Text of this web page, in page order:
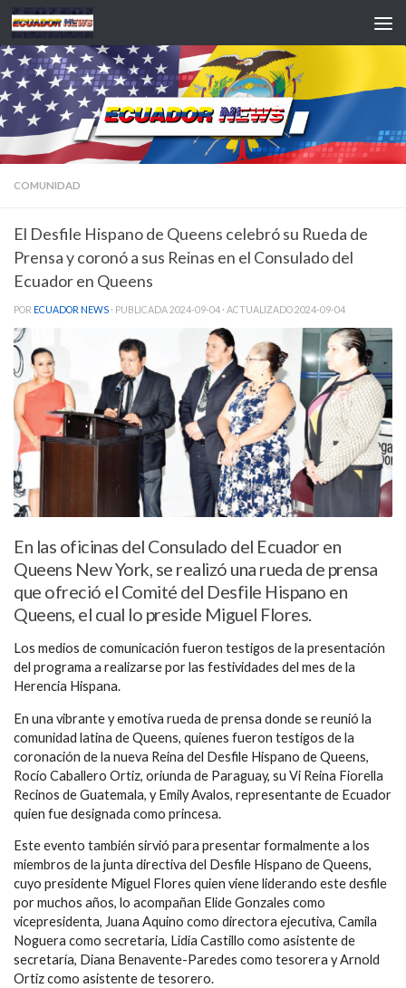
Saltar al contenido
COMUNIDAD
El Desfile Hispano de Queens celebró su Rueda de
Prensa y coronó a sus Reinas en el Consulado del
Ecuador en Queens
POR ECUADOR NEWS · PUBLICADA2024-09-04 · ACTUALIZADO2024-09-04
En las oficinas del Consulado del Ecuador en
Queens New York, se realizó una rueda de prensa
que ofreció el Comité del Desfile Hispano en
Queens, el cual lo preside Miguel Flores.
Los medios de comunicación fueron testigos de la presentación
del programa a realizarse por las festividades del mes de la
Herencia Hispana.
En una vibrante y emotiva rueda de prensa donde se reunió la
comunidad latina de Queens, quienes fueron testigos de la
coronación de la nueva Reina del Desfile Hispano de Queens,
Rocío Caballero Ortiz, oriunda de Paraguay, su Vi Reina Fiorella
Recinos de Guatemala, y Emily Avalos, representante de Ecuador
quien fue designada como princesa.
Este evento también sirvió para presentar formalmente a los
miembros de la junta directiva del Desfile Hispano de Queens,
cuyo presidente Miguel Flores quien viene liderando este desfile
por muchos años, lo acompañan Elide Gonzales como
vicepresidenta, Juana Aquino como directora ejecutiva, Camila
Noguera como secretaria, Lidia Castillo como asistente de
secretaría, Diana Benavente-Paredes como tesorera y Arnold
Ortiz como asistente de tesorero.